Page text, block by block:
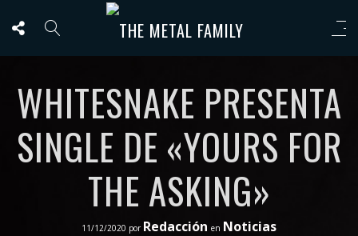
WHITESNAKE PRESENTA
SINGLE DE «YOURS FOR
THE ASKING»
11/12/2020 por Redacción en Noticias